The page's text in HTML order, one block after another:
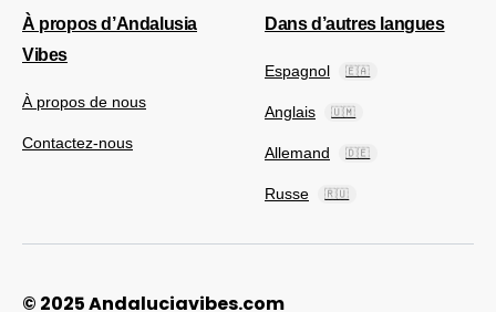
À propos d’Andalusia
Vibes
À propos de nous
Contactez-nous
Dans d’autres langues
Espagnol 🇪🇦
Anglais 🇺🇲
Allemand 🇩🇪
Russe 🇷🇺
© 2025 Andaluciavibes.com